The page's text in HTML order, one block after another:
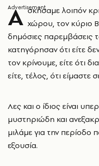
Α σκήσαμε λοιπόν
χώρου, τον κύριο
δημόσιες παρεμβάσεις
κατηγόρησαν ότι είτε
τον κρίνουμε, είτε ότι
είτε, τέλος, ότι είμαστε
Λες και ο ίδιος είναι
μυστηριώδη και
μιλάμε για την περίοδο
εξουσία.